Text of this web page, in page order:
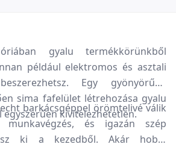
gyalu termékkörünkből
például elektromos és asztali
Egy gyönyörűen
sima fafelület létrehozása gyalu
egyszerűen kivitelezhetetlen.
barkácsgéppel örömtelivé válik
és igazán szép
ki a kezedből. Akár hobbi